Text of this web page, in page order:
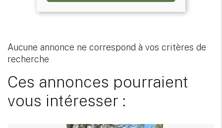
Aucune annonce ne correspond à vos critères de
recherche
Ces annonces pourraient
vous intéresser :